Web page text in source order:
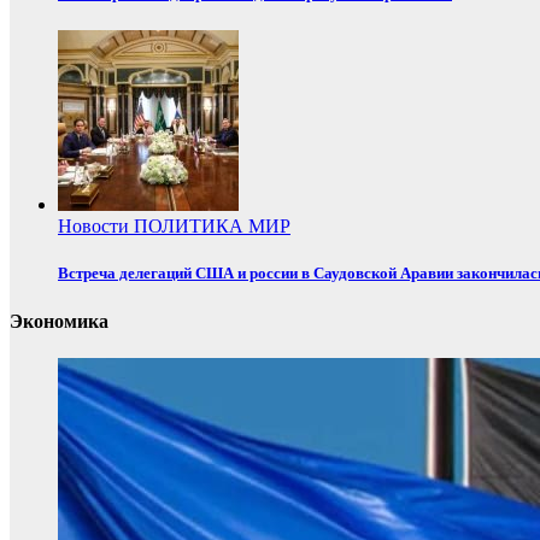
Новости ПОЛИТИКА МИР
Встреча делегаций США и россии в Саудовской Аравии
Экономика